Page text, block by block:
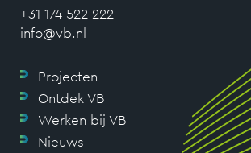
+31 174 522 222
info@vb.nl
Projecten
Ontdek VB
Werken bij VB
Nieuws